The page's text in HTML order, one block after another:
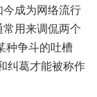
今成为网络流行
常用来调侃两个
种争斗的吐槽
纠葛才能被称作